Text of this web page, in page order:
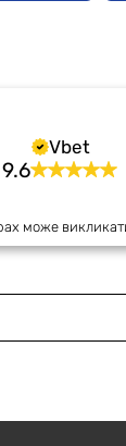
Vbet
9.6
може